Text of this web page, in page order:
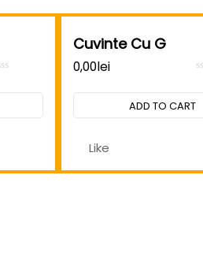
Cuvinte Cu G
5
0,00lei
ADD TO CART
Like